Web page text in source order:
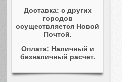
Доставка: с других
городов
осуществляется Новой
Почтой.
Оплата: Наличный и
безналичный расчет.